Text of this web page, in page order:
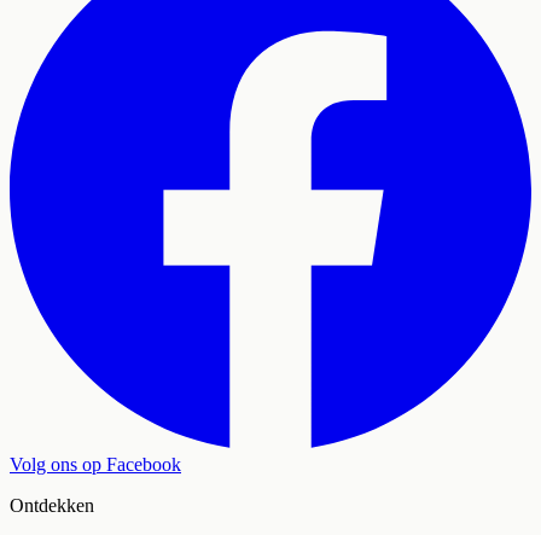
Volg ons op Facebook
Ontdekken